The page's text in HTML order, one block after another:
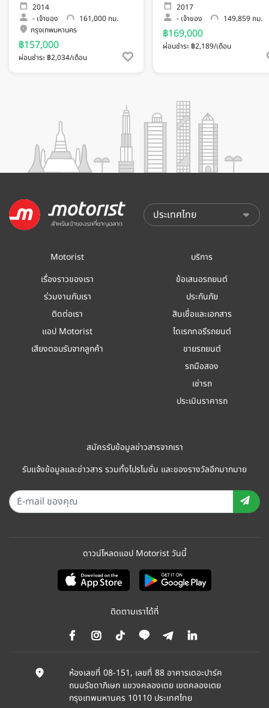
2014
- เจ้าของ
161,000 กม.
กรุงเทพมหานคร
฿157,000
ผ่อนชำระ ฿2,034/เดือน
2017
- เจ้าของ 149,859 กม.
฿169,000
ผ่อนชำระ ฿2,189/เดือน
Motorist
เรื่องราวของเรา
ร่วมงานกับเรา
ติดต่อเรา
แอป Motorist
เสียงตอบรับจากลูกค้า
บริการ
ข้อเสนอรถยนต์
ประกันภัย
สินเชื่อและเอกสาร
ไดเรกทอรีรถยนต์
ขายรถยนต์
รถมือสอง
เช่ารถ
ประเมินราคารถ
สมัครรับข้อมูลข่าวสารจากเรา
รับแจ้งข้อมูลและข่าวสาร รวมทั้งโปรโมชั่น และของรางวัลอีกมากมาย
ดาวน์โหลดแอป Motorist วันนี้
ติดตามเราได้ที่
ห้องเลขที่ 08-151, เลขที่ 88 อาคารเดอะปาร์ค
ถนนรัชดาภิเษก แขวงคลองเตย เขตคลองเตย
กรุงเทพมหานคร 10110 ประเทศไทย